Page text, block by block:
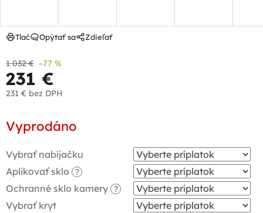
1 032 € –77 %
231 €
231 € bez DPH
cena:
Vyprodáno
Vybrať nabíjačku
Aplikovať sklo
?
Ochranné sklo kamery ?
Vybrať kryt
Tlač Opýtať sa Zdieľať